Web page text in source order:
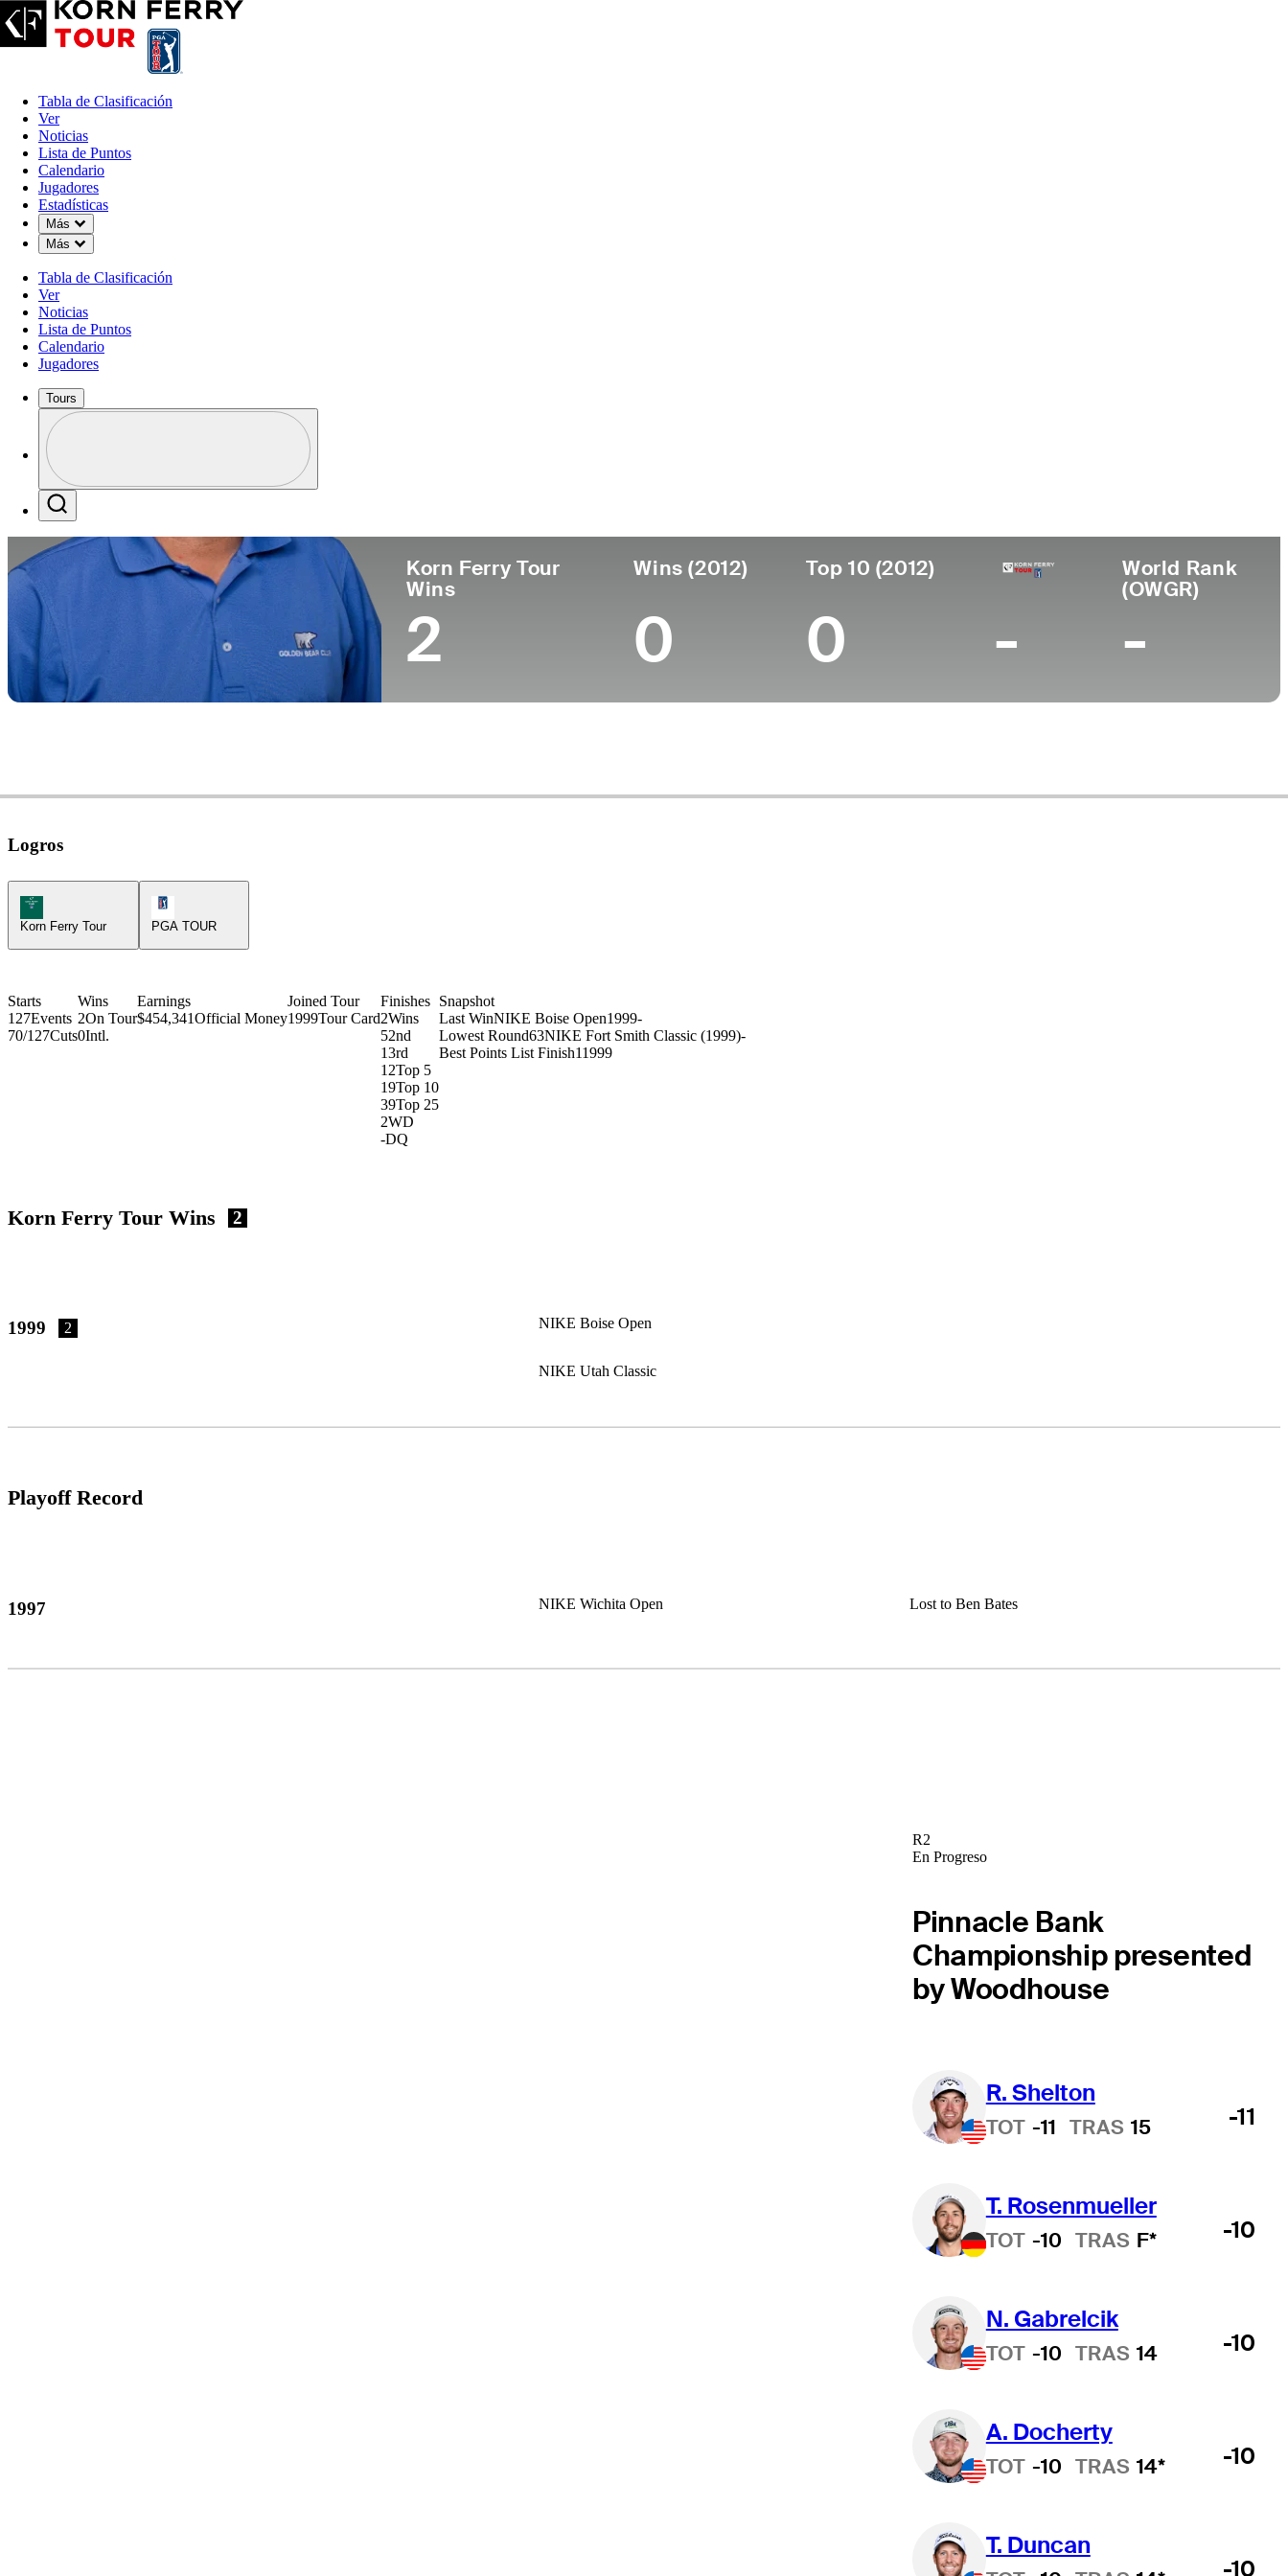
Tabla de Clasificación
Ver
Noticias
Lista de Puntos
Calendario
Jugadores
Estadísticas
Más
Down Chevron
Más
Down Chevron
Tabla de Clasificación
Ver
Noticias
Lista de Puntos
Calendario
Jugadores
Tours
Profile / PGA Tour Pass Logo
Korn Ferry Tour
Wins
2
Wins (2012)
0
Top 10 (2012)
0 -
World Rank
(OWGR)
-
Logros
Korn Ferry Tour Icon
Korn Ferry Tour
PGA TOUR
Starts
127Events
70/127Cuts
Wins
2On Tour
0Intl.
Earnings
$454,341Official Money
Joined Tour
1999Tour Card
Finishes
2Wins
52nd
13rd
12Top 5
19Top 10
39Top 25
2WD
-DQ
Snapshot
Last WinNIKE Boise Open1999-
Lowest Round63NIKE Fort Smith Classic (1999)-
Best Points List Finish11999
Korn Ferry Tour Wins 2
1999 2 NIKE Boise Open
NIKE Utah Classic
Playoff Record
1997 NIKE Wichita Open Lost to Ben Bates
R2
En Progreso
Pinnacle Bank
Championship presented
by Woodhouse
R. Shelton
TOT -11 TRAS 15 -11
T. Rosenmueller
TOT -10 TRAS F* -10
N. Gabrelcik
TOT -10 TRAS 14 -10
A. Docherty
TOT -10 TRAS 14* -10
T. Duncan
-10